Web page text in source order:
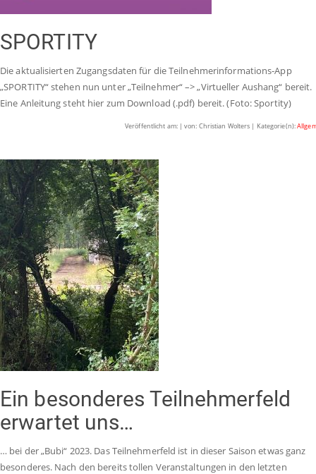
SPORTITY
Die aktualisierten Zugangsdaten für die Teilnehmerinformations-App
„SPORTITY“ stehen nun unter „Teilnehmer“ –> „Virtueller Aushang“ bereit.
Eine Anleitung steht hier zum Download (.pdf) bereit. (Foto: Sportity)
Veröffentlicht am: | von: Christian Wolters | Kategorie(n):
Ein besonderes Teilnehmerfeld
erwartet uns…
… bei der „Bubi“ 2023. Das Teilnehmerfeld ist in dieser Saison etwas ganz
besonderes. Nach den bereits tollen Veranstaltungen in den letzten